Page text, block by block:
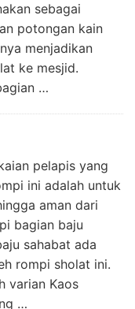
sebagai
potongan kain
menjadikan
ke mesjid.
…
pelapis yang
ini adalah untuk
aman dari
bagian baju
sahabat ada
rompi sholat ini.
varian Kaos
…